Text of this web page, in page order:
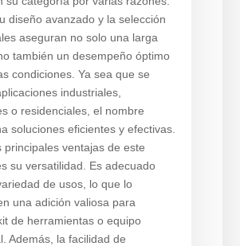
diseño avanzado y la selección
aseguran no solo una larga
también un desempeño óptimo
condiciones. Ya sea que se
industriales,
o residenciales, el nombre
soluciones eficientes y efectivas.
principales ventajas de este
su versatilidad. Es adecuado
de usos, lo que lo
una adición valiosa para
de herramientas o equipo
Además, la facilidad de